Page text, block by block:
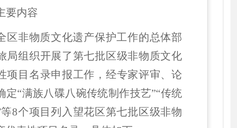
要内容
区非物质文化遗产保护工作的总体部
局组织开展了第七批区级非物质文化
项目名录申报工作，经专家评审、论
定“满族八碟八碗传统制作技艺”“传统
8个项目列入望花区第七批区级非物